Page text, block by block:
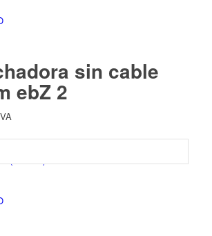
sin cable
ebZ 2